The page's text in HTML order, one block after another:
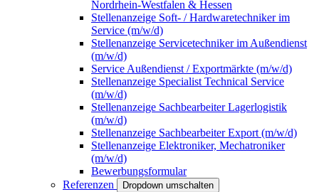
Nordrhein-Westfalen & Hessen
Stellenanzeige Soft- / Hardwaretechniker im
Service (m/w/d)
Stellenanzeige Servicetechniker im Außendienst
(m/w/d)
Service Außendienst / Exportmärkte (m/w/d)
Stellenanzeige Specialist Technical Service
(m/w/d)
Stellenanzeige Sachbearbeiter Lagerlogistik
(m/w/d)
Stellenanzeige Sachbearbeiter Export (m/w/d)
Stellenanzeige Elektroniker, Mechatroniker
(m/w/d)
Bewerbungsformular
Referenzen
Dropdown umschalten